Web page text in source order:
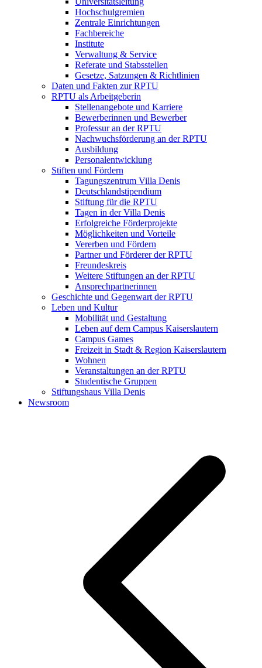
Hochschulgremien
Zentrale Einrichtungen
Fachbereiche
Institute
Verwaltung & Service
Referate und Stabsstellen
Gesetze, Satzungen & Richtlinien
Daten und Fakten zur RPTU
RPTU als Arbeitgeberin
Stellenangebote und Karriere
Bewerberinnen und Bewerber
Professur an der RPTU
Nachwuchsförderung an der RPTU
Ausbildung
Personalentwicklung
Stiften und Fördern
Tagungszentrum Villa Denis
Deutschlandstipendium
Stiftung für die RPTU
Tagen in der Villa Denis
Erfolgreiche Förderprojekte
Möglichkeiten und Vorteile
Vererben und Fördern
Partner und Förderer der RPTU
Freundeskreis
Weitere Stiftungen an der RPTU
Ansprechpartnerinnen
Geschichte und Gegenwart der RPTU
Leben und Kultur
Mobilität und Gestaltung
Leben auf dem Campus Kaiserslautern
Campus Games
Freizeit in Stadt & Region Kaiserslautern
Wohnen
Veranstaltungen an der RPTU
Studentische Gruppen
Stiftungshaus Villa Denis
Newsroom